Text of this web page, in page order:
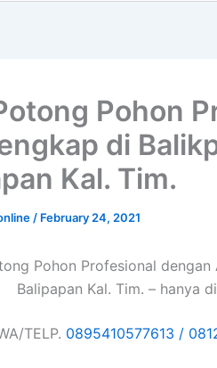
Pohon
di
Kal. Tim.
/ February 24, 2021
Pohon Profesional
Balipapan Kal. Tim. – hanya
TELP. 0895410577613 /